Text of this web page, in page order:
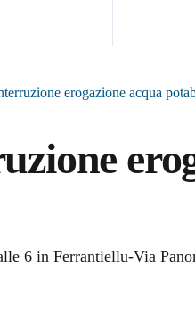
erogazione acqua
6 in Ferrantiellu-Via